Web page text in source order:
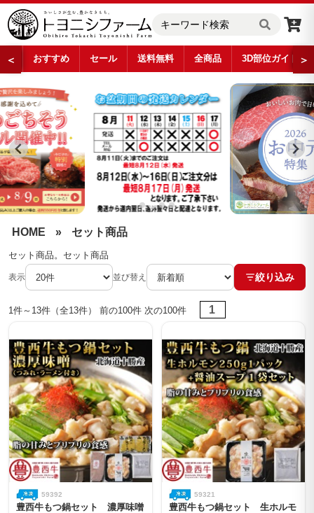
＜ おすすめ セール 送料無料 全商品 3D部位ガイド ＞
セット商品
HOME » セット商品
セット商品。セット商品
表示 並び替え 絞り込み
1件～13件（全13件） 前の100件 次の100件 1
59392
豊西牛もつ鍋セット 濃厚味噌
59321
豊西牛もつ鍋セット 生ホルモ